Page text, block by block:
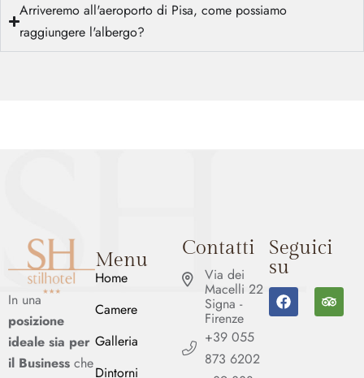
Arriveremo all'aeroporto di Pisa, come possiamo
raggiungere l'albergo?
In una
posizione
ideale sia per
il Business che
Menu
Home
Camere
Galleria
Dintorni
Contatti
Via dei
Macelli 22
Signa -
Firenze
+39 055
873 6202
Seguici
su